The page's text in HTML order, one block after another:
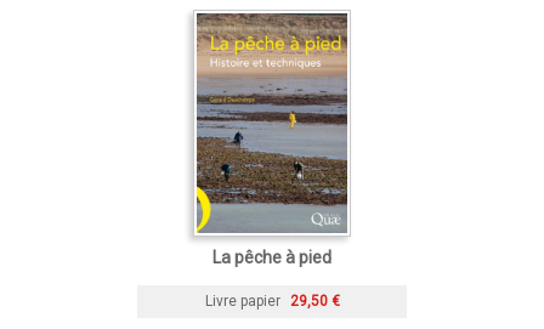
La pêche à pied
Livre papier 29,50 €